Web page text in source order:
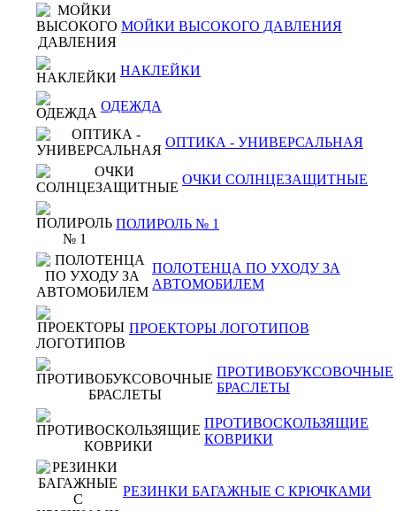
МОЙКИ ВЫСОКОГО ДАВЛЕНИЯ
НАКЛЕЙКИ
ОДЕЖДА
ОПТИКА - УНИВЕРСАЛЬНАЯ
ОЧКИ СОЛНЦЕЗАЩИТНЫЕ
ПОЛИРОЛЬ № 1
ПОЛОТЕНЦА ПО УХОДУ ЗА
АВТОМОБИЛЕМ
ПРОЕКТОРЫ ЛОГОТИПОВ
ПРОТИВОБУКСОВОЧНЫЕ
БРАСЛЕТЫ
ПРОТИВОСКОЛЬЗЯЩИЕ
КОВРИКИ
РЕЗИНКИ БАГАЖНЫЕ С КРЮЧКАМИ